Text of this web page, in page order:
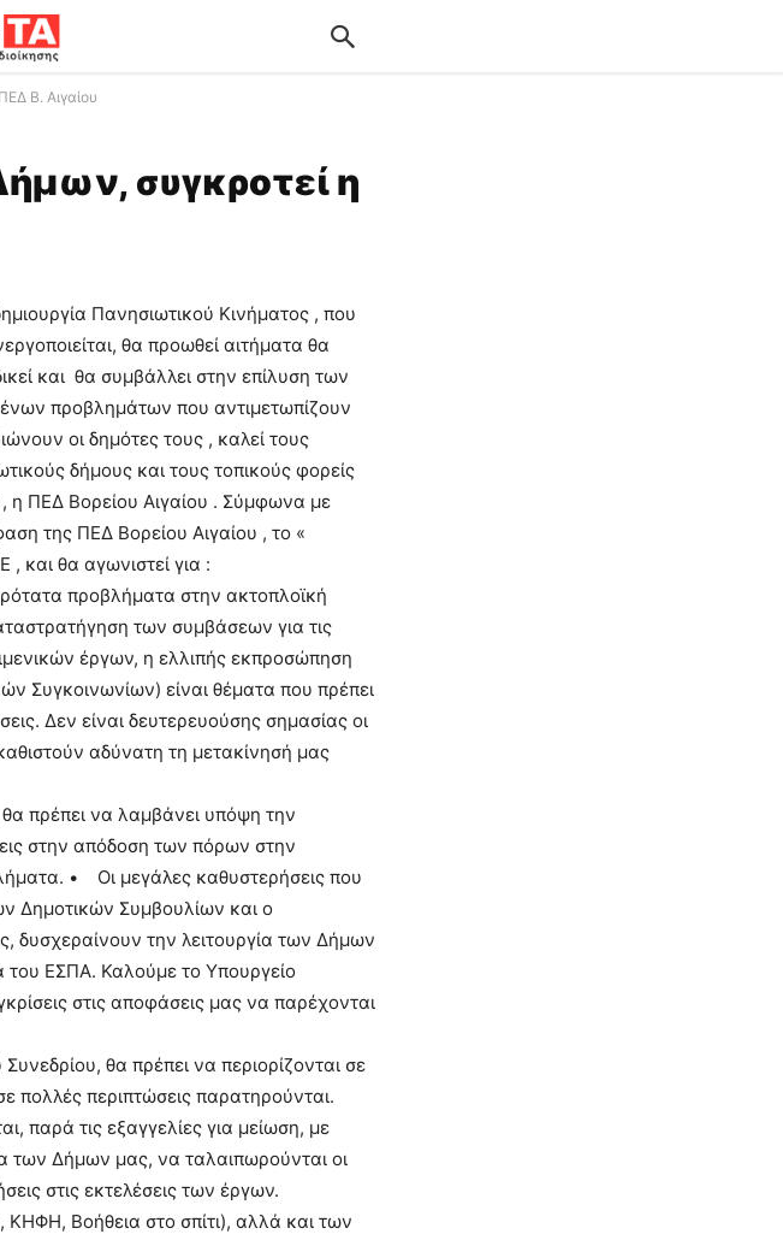
Β. Αιγαίου
συγκροτεί η
Πανησιωτικού Κινήματος , που
θα προωθεί αιτήματα θα
και θα συμβάλλει στην επίλυση των
προβλημάτων που αντιμετωπίζουν
οι δημότες τους , καλεί τους
δήμους και τους τοπικούς φορείς
η ΠΕΔ Βορείου Αιγαίου . Σύμφωνα με
της ΠΕΔ Βορείου Αιγαίου , το «
και θα αγωνιστεί για :
προβλήματα στην ακτοπλοϊκή
των συμβάσεων για τις
έργων, η ελλιπής εκπροσώπηση
Συγκοινωνίων) είναι θέματα που πρέπει
Δεν είναι δευτερευούσης σημασίας οι
αδύνατη τη μετακίνησή μας
να λαμβάνει υπόψη την
στην απόδοση των πόρων στην
• Οι μεγάλες καθυστερήσεις που
Δημοτικών Συμβουλίων και ο
δυσχεραίνουν την λειτουργία των Δήμων
του ΕΣΠΑ. Καλούμε το Υπουργείο
στις αποφάσεις μας να παρέχονται
θα πρέπει να περιορίζονται σε
πολλές περιπτώσεις παρατηρούνται.
τις εξαγγελίες για μείωση, με
των Δήμων μας, να ταλαιπωρούνται οι
στις εκτελέσεις των έργων.
Βοήθεια στο σπίτι), αλλά και των